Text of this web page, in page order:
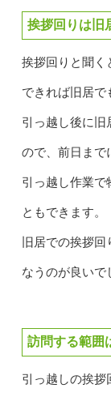
挨拶回りは旧
挨拶回りと聞く
できれば旧居で
引っ越し後に旧
ので、前日まで
引っ越し作業で
ともできます。
旧居での挨拶
なうのが良いで
訪問する範囲
引っ越しの挨拶